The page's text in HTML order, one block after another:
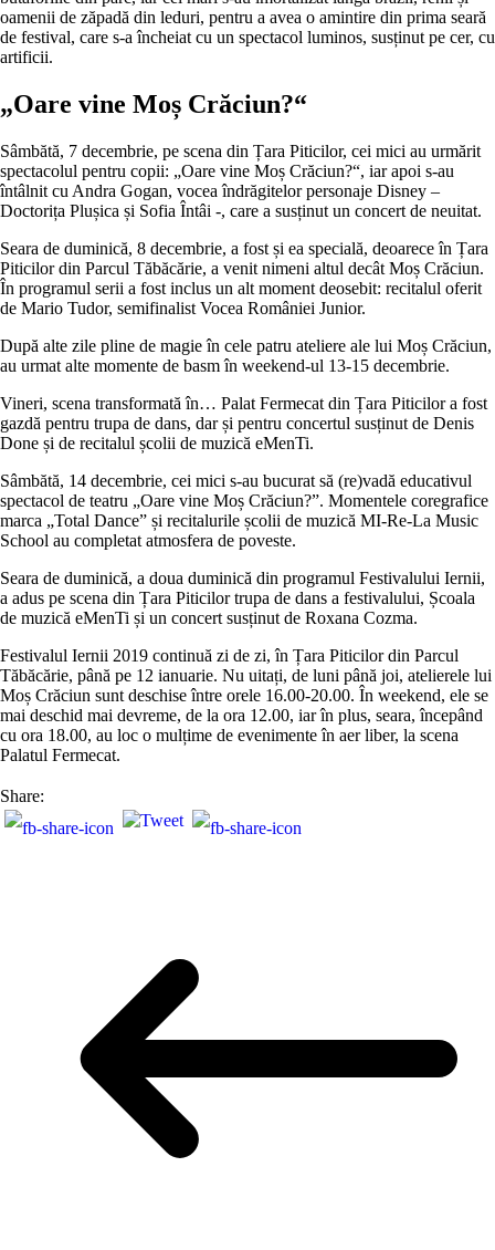
oamenii de zăpadă din leduri, pentru a avea o amintire din prima seară
de festival, care s-a încheiat cu un spectacol luminos, susținut pe cer, cu
artificii.
„Oare vine Moș Crăciun?“
Sâmbătă, 7 decembrie, pe scena din Țara Piticilor, cei mici au urmărit
spectacolul pentru copii: „Oare vine Moș Crăciun?“, iar apoi s-au
întâlnit cu Andra Gogan, vocea îndrăgitelor personaje Disney –
Doctorița Plușica și Sofia Întâi -, care a susținut un concert de neuitat.
Seara de duminică, 8 decembrie, a fost și ea specială, deoarece în Țara
Piticilor din Parcul Tăbăcărie, a venit nimeni altul decât Moș Crăciun.
În programul serii a fost inclus un alt moment deosebit: recitalul oferit
de Mario Tudor, semifinalist Vocea României Junior.
După alte zile pline de magie în cele patru ateliere ale lui Moș Crăciun,
au urmat alte momente de basm în weekend-ul 13-15 decembrie.
Vineri, scena transformată în… Palat Fermecat din Țara Piticilor a fost
gazdă pentru trupa de dans, dar și pentru concertul susținut de Denis
Done și de recitalul școlii de muzică eMenTi.
Sâmbătă, 14 decembrie, cei mici s-au bucurat să (re)vadă educativul
spectacol de teatru „Oare vine Moș Crăciun?”. Momentele coregrafice
marca „Total Dance” și recitalurile școlii de muzică MI-Re-La Music
School au completat atmosfera de poveste.
Seara de duminică, a doua duminică din programul Festivalului Iernii,
a adus pe scena din Țara Piticilor trupa de dans a festivalului, Școala
de muzică eMenTi și un concert susținut de Roxana Cozma.
Festivalul Iernii 2019 continuă zi de zi, în Țara Piticilor din Parcul
Tăbăcărie, până pe 12 ianuarie. Nu uitați, de luni până joi, atelierele lui
Moș Crăciun sunt deschise între orele 16.00-20.00. În weekend, ele se
mai deschid mai devreme, de la ora 12.00, iar în plus, seara, începând
cu ora 18.00, au loc o mulțime de evenimente în aer liber, la scena
Palatul Fermecat.
Share: